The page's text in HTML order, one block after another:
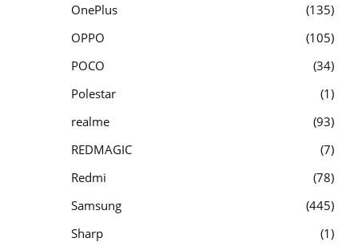
OnePlus
135
OPPO
105
POCO
34
Polestar
1
realme
93
REDMAGIC
7
Redmi
78
Samsung
445
Sharp
1